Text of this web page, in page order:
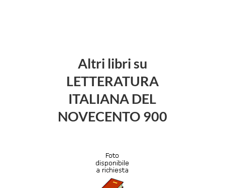
Altri libri su
LETTERATURA
ITALIANA DEL
NOVECENTO 900